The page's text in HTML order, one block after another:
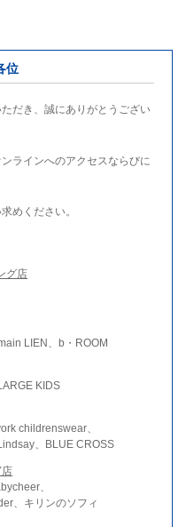
位
だき、誠にありがとうござい
ラインへのアクセスならびに
めください。
グ店
LIEN、b・ROOM
KIDS
childrenswear、
、BLUE CROSS
店
、
、キリンのソフィ